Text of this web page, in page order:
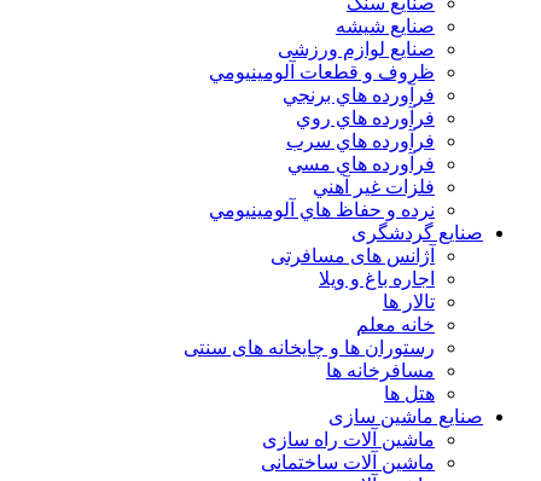
صنایع شیشه
صنایع لوازم ورزشی
ظروف و قطعات آلومينيومي
فرآورده هاي برنجي
فرآورده هاي روي
فرآورده هاي سرب
فرآورده هاي مسي
فلزات غير آهني
نرده و حفاظ هاي آلومينيومي
صنایع گردشگری
آژانس های مسافرتی
اجاره باغ و ویلا
تالار ها
خانه معلم
رستوران ها و چایخانه های سنتی
مسافرخانه ها
هتل ها
صنایع ماشین سازی
ماشین آلات راه سازی
ماشین آلات ساختمانی